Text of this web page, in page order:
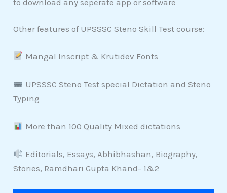
Other features of UPSSSC Steno Skill Test course:
Mangal Inscript & Krutidev Fonts
UPSSSC Steno Test special Dictation and Steno
Typing
More than 100 Quality Mixed dictations
Editorials, Essays, Abhibhashan, Biography,
Stories, Ramdhari Gupta Khand- 1&2